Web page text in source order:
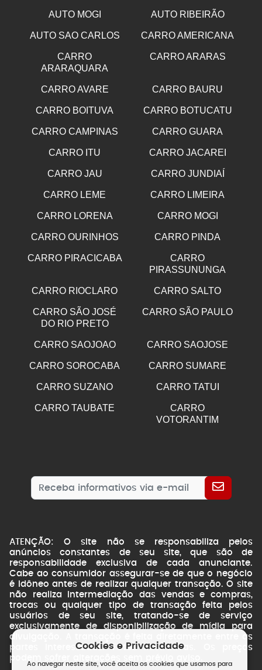
AUTO MOGI AUTO RIBEIRÃO
AUTO SAO CARLOS CARRO AMERICANA
CARRO
ARARAQUARA
CARRO ARARAS
CARRO AVARE CARRO BAURU
CARRO BOITUVA CARRO BOTUCATU
CARRO CAMPINAS CARRO GUARA
CARRO ITU CARRO JACAREI
CARRO JAU CARRO JUNDIAÍ
CARRO LEME CARRO LIMEIRA
CARRO LORENA CARRO MOGI
CARRO OURINHOS CARRO PINDA
CARRO PIRACICABA
CARRO
PIRASSUNUNGA
CARRO RIOCLARO CARRO SALTO
CARRO SÃO JOSÉ
DO RIO PRETO
CARRO SÃO PAULO
CARRO SAOJOAO CARRO SAOJOSE
CARRO SOROCABA CARRO SUMARE
CARRO SUZANO CARRO TATUI
CARRO TAUBATE
CARRO
VOTORANTIM
ATENÇÃO: O site não se responsabiliza pelos
anúncios constantes de seu site, que são de
responsabilidade exclusiva de cada anunciante.
Cabe ao consumidor assegurar-se de que o negócio
é idôneo antes de realizar qualquer transação. O site
não realiza intermediação das vendas e compras,
trocas ou qualquer tipo de transação feita pelos
usuários de seu site, tratando-se de serviço
exclusivamente de disponibilização de mídia para
divulgação. A transação é feita diretamente entre as
partes interessadas. Fotos ilustrativas. Os preços
podem sofrer alterações sem prévio aviso.
Cookies e Privacidade
Ao navegar neste site, você aceita os cookies que usamos para